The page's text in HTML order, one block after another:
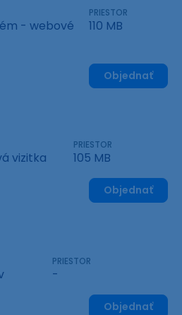
- webové
PRIESTOR
110 MB
Objednať
vizitka
PRIESTOR
105 MB
Objednať
PRIESTOR
-
Objednať